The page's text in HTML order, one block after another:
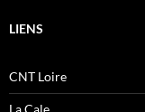
LIENS
CNT Loire